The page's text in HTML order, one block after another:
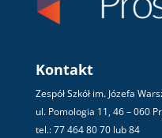
Kontakt
Zespół Szkół im. Józefa
ul. Pomologia 11, 46 – 060
tel.: 77 464 80 70 lub 84